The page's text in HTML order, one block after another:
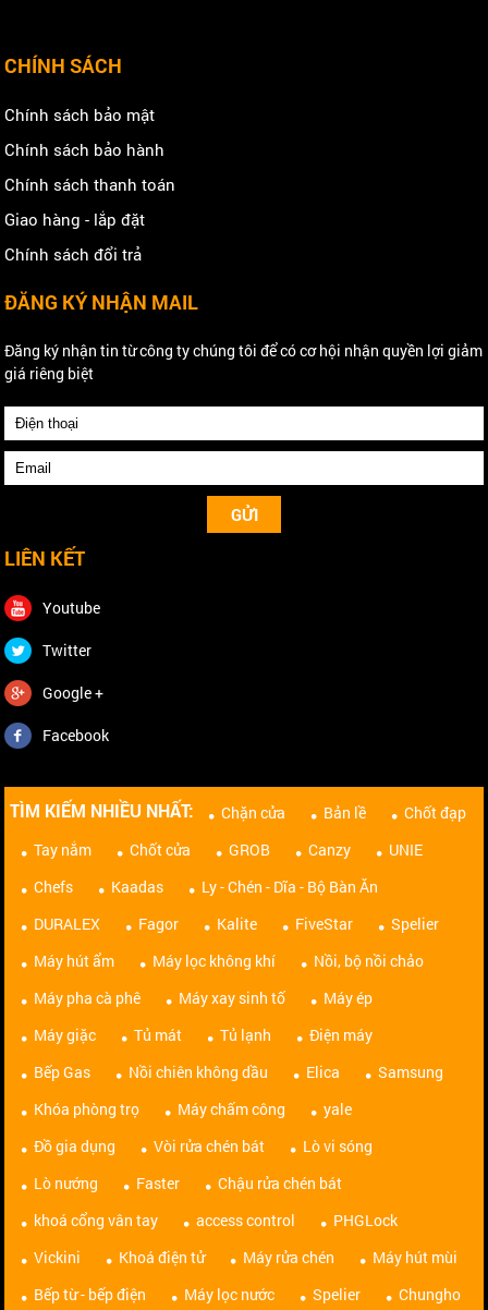
CHÍNH SÁCH
Chính sách bảo mật
Chính sách bảo hành
Chính sách thanh toán
Giao hàng - lắp đặt
Chính sách đổi trả
ĐĂNG KÝ NHẬN MAIL
Đăng ký nhận tin từ công ty chúng tôi để có cơ hội nhận quyền lợi giảm
giá riêng biệt
LIÊN KẾT
Youtube
Twitter
Google +
Facebook
TÌM KIẾM NHIỀU NHẤT: Chặn cửa Bản lề
Chốt đạp
Tay nắm
Chốt cửa GROB Canzy
UNIE
Chefs
Kaadas
Ly - Chén - Dĩa - Bộ Bàn Ăn
DURALEX
Fagor Kalite FiveStar
Spelier
Máy hút ẩm
Máy lọc không khí
Nồi, bộ nồi chảo
Máy pha cà phê
Máy xay sinh tố
Máy ép
Máy giặc
Tủ mát Tủ lạnh
Điện máy
Bếp Gas
Nồi chiên không dầu Elica
Samsung
Khóa phòng trọ
Máy chấm công
yale
Đồ gia dụng
Vòi rửa chén bát
Lò vi sóng
Lò nướng
Faster
Chậu rửa chén bát
khoá cổng vân tay
access control
PHGLock
Vickini
Khoá điện tử Máy rửa chén
Máy hút mùi
Bếp từ - bếp điện
Máy lọc nước Spelier Chungho